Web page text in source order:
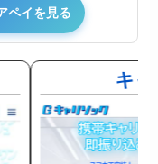
ペイを見る
キ